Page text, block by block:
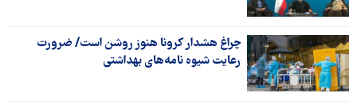
چراغ هشدار کرونا هنوز روشن است/ ضرورت
رعایت شیوه نامه‌های بهداشتی